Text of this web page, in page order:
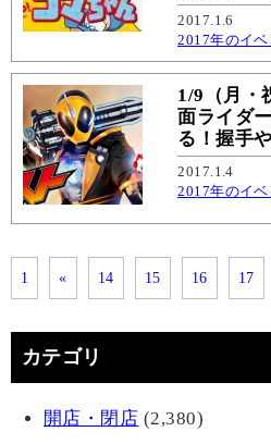
2017.1.6
2017年のイベ
1/9（月・
面ライダ
る！握手
2017.1.4
2017年のイベ
1 « 14 15 16 17
カテゴリ
開店・閉店 (2,380)